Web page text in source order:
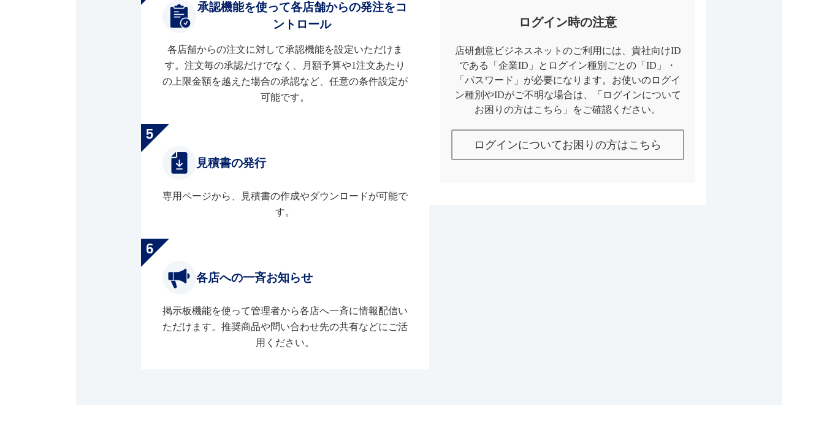
承認機能を使って各店舗からの発注をコ
ントロール
各店舗からの注文に対して承認機能を設定いただけま
す。注文毎の承認だけでなく、月額予算や1注文あたり
の上限金額を越えた場合の承認など、任意の条件設定が
可能です。
見積書の発行
専用ページから、見積書の作成やダウンロードが可能で
す。
各店への一斉お知らせ
掲示板機能を使って管理者から各店へ一斉に情報配信い
ただけます。推奨商品や問い合わせ先の共有などにご活
用ください。
ログイン時の注意
店研創意ビジネスネットのご利用には、貴社向けID
である「企業ID」とログイン種別ごとの「ID」・
「パスワード」が必要になります。お使いのログイ
ン種別やIDがご不明な場合は、「ログインについて
お困りの方はこちら」をご確認ください。
ログインについてお困りの方はこちら